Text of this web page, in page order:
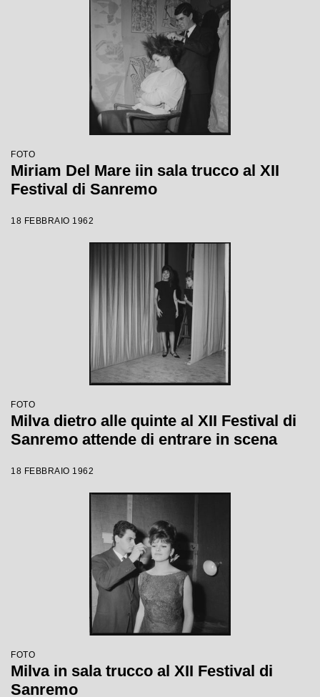
FOTO
Miriam Del Mare iin sala trucco al XII
Festival di Sanremo
18 FEBBRAIO 1962
FOTO
Milva dietro alle quinte al XII Festival di
Sanremo attende di entrare in scena
18 FEBBRAIO 1962
FOTO
Milva in sala trucco al XII Festival di
Sanremo